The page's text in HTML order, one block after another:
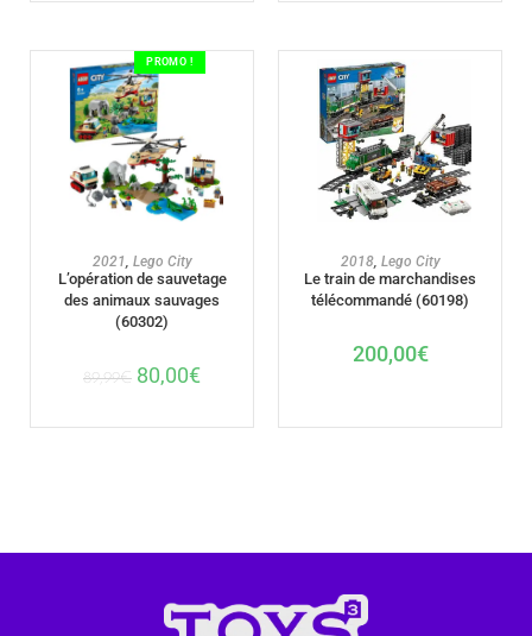
PROMO !
AJOUTER AU PANIER
2021, Lego City
L’opération de sauvetage
des animaux sauvages
(60302)
89,99€ 80,00€
AJOUTER AU PANIER
2018, Lego City
Le train de marchandises
télécommandé (60198)
200,00€